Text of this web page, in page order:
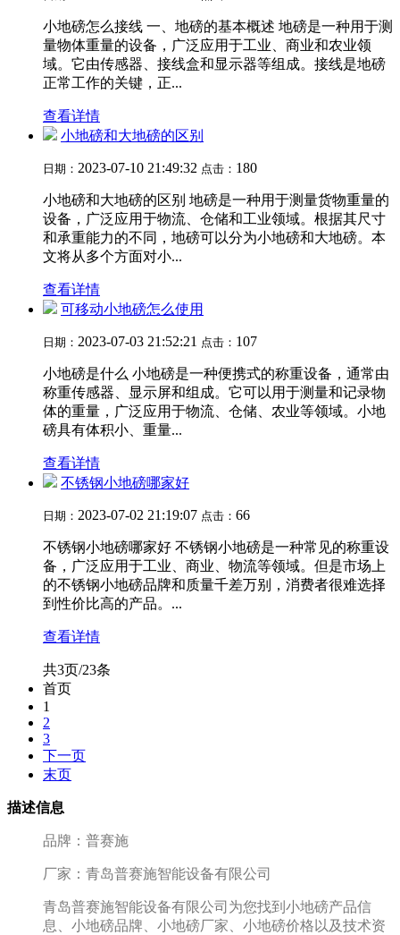
小地磅怎么接线 一、地磅的基本概述 地磅是一种用于测
量物体重量的设备，广泛应用于工业、商业和农业领
域。它由传感器、接线盒和显示器等组成。接线是地磅
正常工作的关键，正...
查看详情
小地磅和大地磅的区别
日期： 2023-07-10 21:49:32 点击： 180
小地磅和大地磅的区别 地磅是一种用于测量货物重量的
设备，广泛应用于物流、仓储和工业领域。根据其尺寸
和承重能力的不同，地磅可以分为小地磅和大地磅。本
文将从多个方面对小...
查看详情
可移动小地磅怎么使用
日期： 2023-07-03 21:52:21 点击： 107
小地磅是什么 小地磅是一种便携式的称重设备，通常由
称重传感器、显示屏和组成。它可以用于测量和记录物
体的重量，广泛应用于物流、仓储、农业等领域。小地
磅具有体积小、重量...
查看详情
不锈钢小地磅哪家好
日期： 2023-07-02 21:19:07 点击： 66
不锈钢小地磅哪家好 不锈钢小地磅是一种常见的称重设
备，广泛应用于工业、商业、物流等领域。但是市场上
的不锈钢小地磅品牌和质量千差万别，消费者很难选择
到性价比高的产品。...
查看详情
共3页/23条
首页
1
2
3
下一页
末页
描述信息
品牌：普赛施
厂家：青岛普赛施智能设备有限公司
青岛普赛施智能设备有限公司为您找到小地磅产品信
息、小地磅品牌、小地磅厂家、小地磅价格以及技术资